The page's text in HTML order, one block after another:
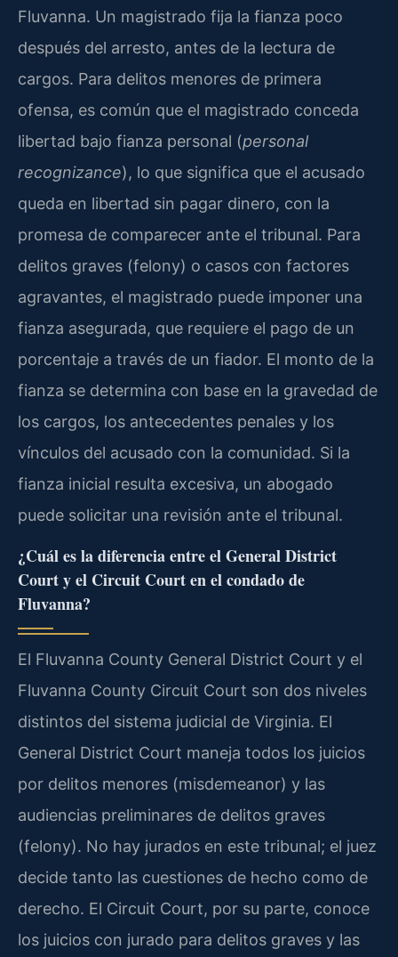
Fluvanna. Un magistrado fija la fianza poco
después del arresto, antes de la lectura de
cargos. Para delitos menores de primera
ofensa, es común que el magistrado conceda
libertad bajo fianza personal (personal
recognizance), lo que significa que el acusado
queda en libertad sin pagar dinero, con la
promesa de comparecer ante el tribunal. Para
delitos graves (felony) o casos con factores
agravantes, el magistrado puede imponer una
fianza asegurada, que requiere el pago de un
porcentaje a través de un fiador. El monto de la
fianza se determina con base en la gravedad de
los cargos, los antecedentes penales y los
vínculos del acusado con la comunidad. Si la
fianza inicial resulta excesiva, un abogado
puede solicitar una revisión ante el tribunal.
¿Cuál es la diferencia entre el General District
Court y el Circuit Court en el condado de
Fluvanna?
El Fluvanna County General District Court y el
Fluvanna County Circuit Court son dos niveles
distintos del sistema judicial de Virginia. El
General District Court maneja todos los juicios
por delitos menores (misdemeanor) y las
audiencias preliminares de delitos graves
(felony). No hay jurados en este tribunal; el juez
decide tanto las cuestiones de hecho como de
derecho. El Circuit Court, por su parte, conoce
los juicios con jurado para delitos graves y las